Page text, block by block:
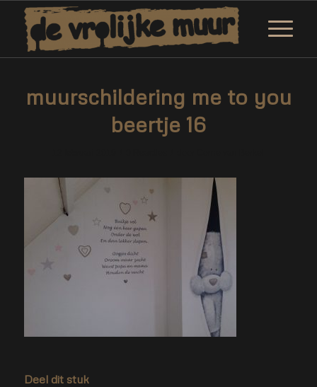
muurschildering me to you
beertje 16
Deel dit stuk